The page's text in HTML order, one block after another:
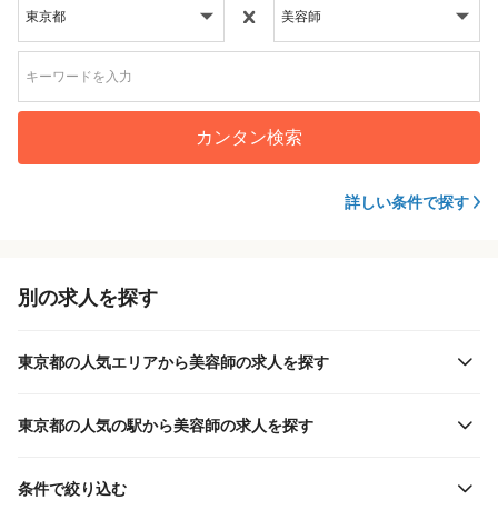
カンタン検索
詳しい条件で探す
別の求人を探す
東京都の人気エリアから美容師の求人を探す
東京都の人気の駅から美容師の求人を探す
条件で絞り込む